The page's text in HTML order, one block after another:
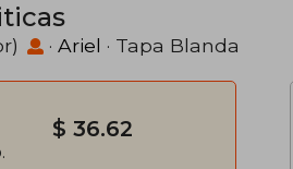
· Ariel · Tapa Blanda
$ 36.62